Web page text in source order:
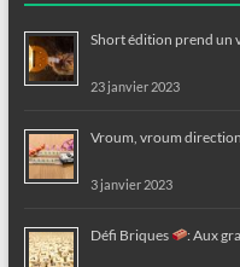
Short édition prend un
23 janvier 2023
Vroum, vroum
3 janvier 2023
Défi Briques : Aux